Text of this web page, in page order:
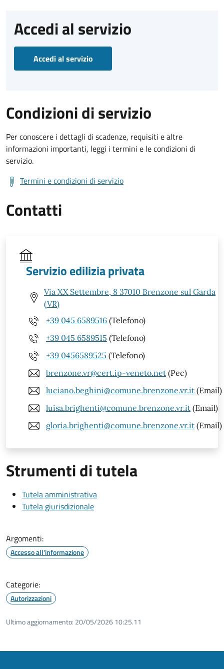
Accedi al servizio
Accedi al servizio
Condizioni di servizio
Per conoscere i dettagli di scadenze, requisiti e altre
informazioni importanti, leggi i termini e le condizioni di
servizio.
Termini e condizioni di servizio
Contatti
Servizio edilizia privata
Via XX Settembre, 8 37010 Brenzone sul Garda
(VR)
+39 045 6589516 (Telefono)
+39 045 6589515 (Telefono)
+39 0456589525 (Telefono)
brenzone.vr@cert.ip-veneto.net (Pec)
luciano.beghini@comune.brenzone.vr.it (Email)
luisa.brighenti@comune.brenzone.vr.it (Email)
gloria.brighenti@comune.brenzone.vr.it (Email)
Strumenti di tutela
Tutela amministrativa
Tutela giurisdizionale
Argomenti:
Accesso all'informazione
Categorie:
Autorizzazioni
Ultimo aggiornamento: 20/05/2026 10:25.11